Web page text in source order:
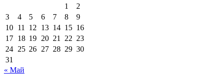
1
2
3
4 5 6 7 8
9
10 11 12 13 14 15 16
17 18 19 20 21 22 23
24 25 26 27 28 29 30
31
« Май